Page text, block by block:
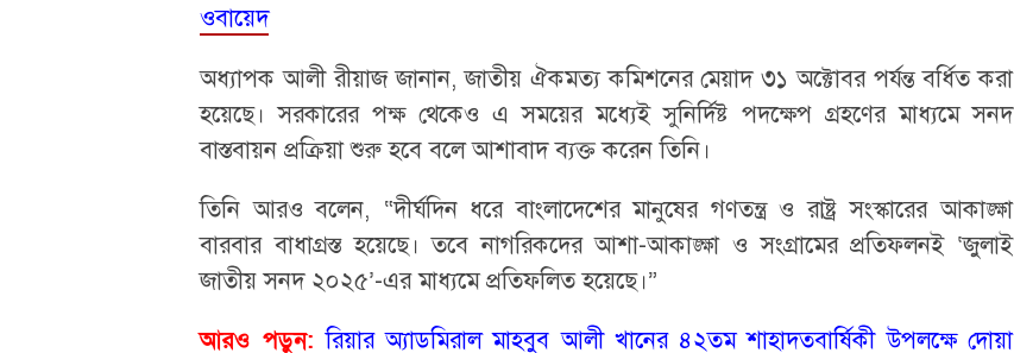
ওবায়েদ
অধ্যাপক আলী রীয়াজ জানান, জাতীয় ঐকমত্য কমিশনের মেয়াদ ৩১ অক্টোবর পর্যন্ত বর্ধিত করা
হয়েছে। সরকারের পক্ষ থেকেও এ সময়ের মধ্যেই সুনির্দিষ্ট পদক্ষেপ গ্রহণের মাধ্যমে সনদ
বাস্তবায়ন প্রক্রিয়া শুরু হবে বলে আশাবাদ ব্যক্ত করেন তিনি।
তিনি আরও বলেন, “দীর্ঘদিন ধরে বাংলাদেশের মানুষের গণতন্ত্র ও রাষ্ট্র সংস্কারের আকাঙ্ক্ষা
বারবার বাধাগ্রস্ত হয়েছে। তবে নাগরিকদের আশা-আকাঙ্ক্ষা ও সংগ্রামের প্রতিফলনই ‘জুলাই
জাতীয় সনদ ২০২৫’-এর মাধ্যমে প্রতিফলিত হয়েছে।”
আরও পড়ুন: রিয়ার অ্যাডমিরাল মাহবুব আলী খানের ৪২তম শাহাদতবার্ষিকী উপলক্ষে দোয়া